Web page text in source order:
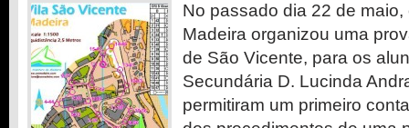
No passado dia 22 de
Madeira organizou uma
de São Vicente, para os
Secundária D. Lucinda
permitiram um primeiro